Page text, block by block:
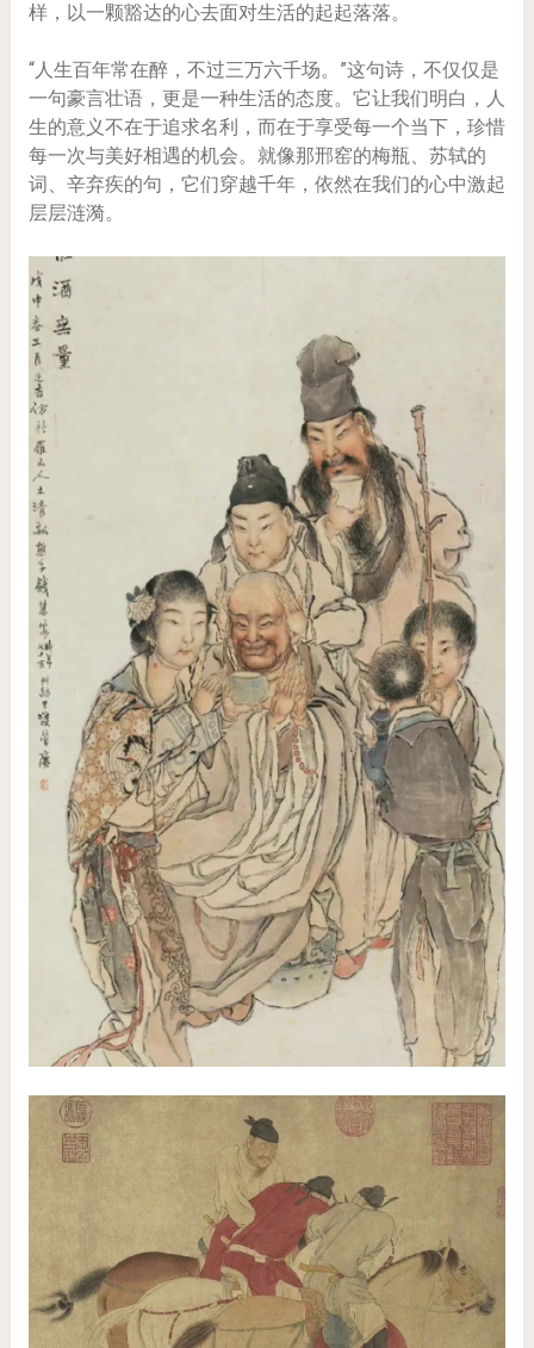
样，以一颗豁达的心去面对生活的起起落落。
“人生百年常在醉，不过三万六千场。”这句诗，不仅仅是
一句豪言壮语，更是一种生活的态度。它让我们明白，人
生的意义不在于追求名利，而在于享受每一个当下，珍惜
每一次与美好相遇的机会。就像那邢窑的梅瓶、苏轼的
词、辛弃疾的句，它们穿越千年，依然在我们的心中激起
层层涟漪。